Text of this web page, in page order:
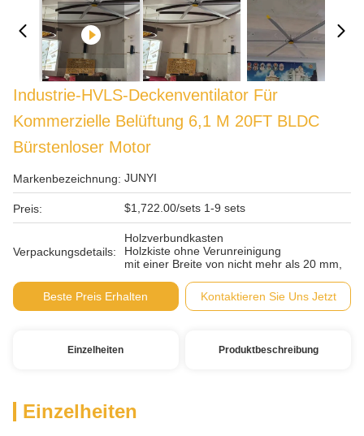
Industrie-HVLS-Deckenventilator Für
Kommerzielle Belüftung 6,1 M 20FT BLDC
Bürstenloser Motor
Markenbezeichnung: JUNYI
Preis: $1,722.00/sets 1-9 sets
Verpackungsdetails:
Holzverbundkasten
Holzkiste ohne Verunreinigung
mit einer Breite von nicht mehr als 20 mm,
Beste Preis Erhalten Kontaktieren Sie Uns Jetzt
Einzelheiten Produktbeschreibung
Einzelheiten